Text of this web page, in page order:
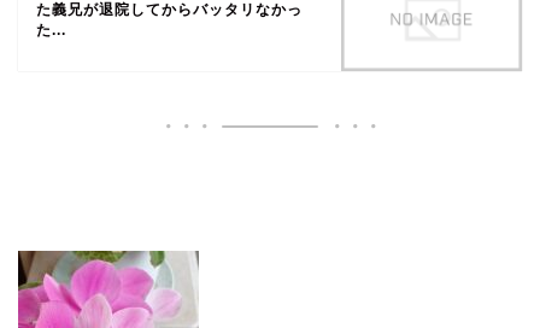
た義兄が退院してからバッタリなかっ
た...